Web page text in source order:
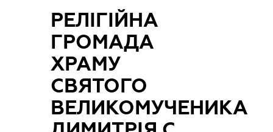
РЕЛІГІЙНА
ГРОМАДА
ХРАМУ
СВЯТОГО
ВЕЛИКОМУЧЕНИКА